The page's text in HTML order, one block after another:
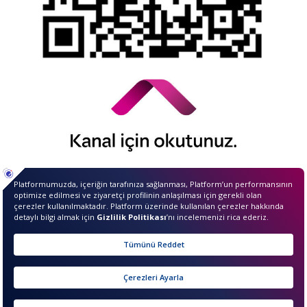
QNBiştirakidir.
sıkcasorulan
Merhaba ben InvestIQ. Size
nasıl yardımcı olabilirim?